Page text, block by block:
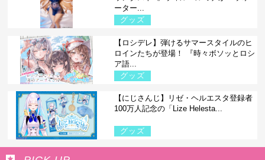
ーター...
グッズ
【ロシデレ】弾けるサマースタイルのヒ
ロインたちが登場！ 『時々ボソッとロシ
ア語...
グッズ
【にじさんじ】リゼ・ヘルエスタ登録者
100万人記念の「Lize Helesta...
グッズ